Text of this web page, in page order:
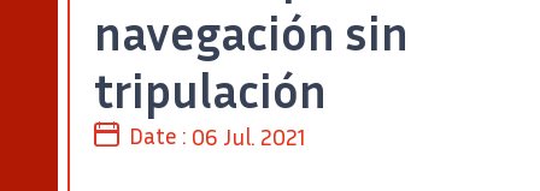
navegación sin
tripulación
Date : 06 Jul. 2021